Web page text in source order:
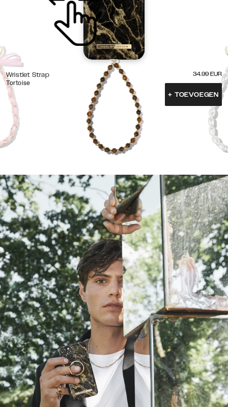
Wristlet Strap
Tortoise
34.99 EUR
+ TOEVOEGEN